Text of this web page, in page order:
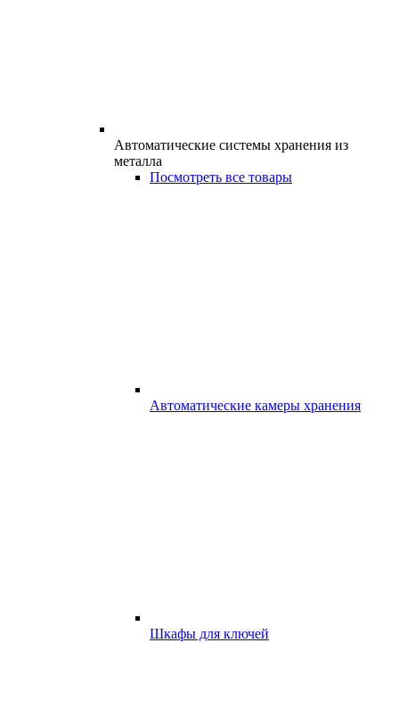
Автоматические системы хранения из
металла
Посмотреть все товары
Автоматические камеры хранения
Шкафы для ключей